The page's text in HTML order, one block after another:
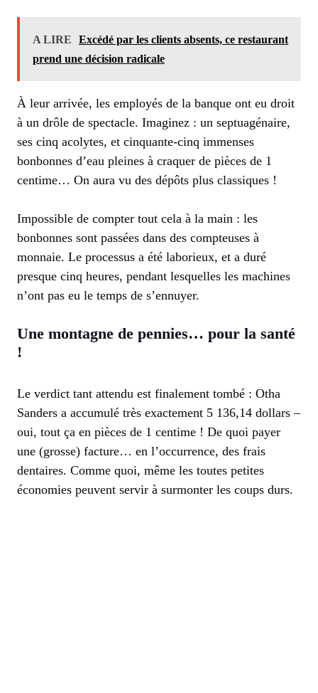
A LIRE
Excédé par les clients absents, ce restaurant
prend une décision radicale
À leur arrivée, les employés de la banque ont eu droit
à un drôle de spectacle. Imaginez : un septuagénaire,
ses cinq acolytes, et cinquante-cinq immenses
bonbonnes d’eau pleines à craquer de pièces de 1
centime… On aura vu des dépôts plus classiques !
Impossible de compter tout cela à la main : les
bonbonnes sont passées dans des compteuses à
monnaie. Le processus a été laborieux, et a duré
presque cinq heures, pendant lesquelles les machines
n’ont pas eu le temps de s’ennuyer.
Une montagne de pennies… pour la santé
!
Le verdict tant attendu est finalement tombé : Otha
Sanders a accumulé très exactement 5 136,14 dollars –
oui, tout ça en pièces de 1 centime ! De quoi payer
une (grosse) facture… en l’occurrence, des frais
dentaires. Comme quoi, même les toutes petites
économies peuvent servir à surmonter les coups durs.